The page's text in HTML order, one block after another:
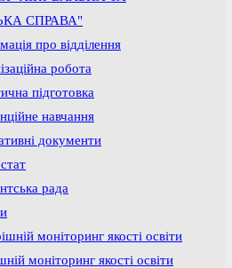
СПРАВА"
про відділення
робота
підготовка
навчання
документи
рада
моніторинг якості освіти
моніторинг якості освіти